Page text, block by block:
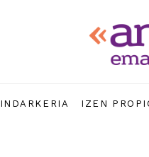
INDARKERIA IZEN